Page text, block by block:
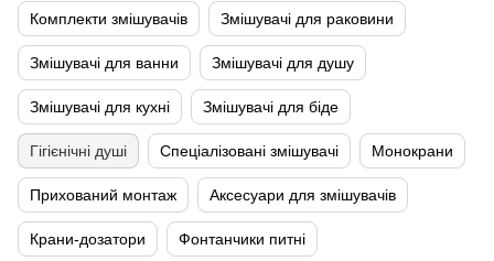
Комплекти змішувачів Змішувачі для раковини
Змішувачі для ванни Змішувачі для душу
Змішувачі для кухні Змішувачі для біде
Гігієнічні душі Спеціалізовані змішувачі Монокрани
Прихований монтаж Аксесуари для змішувачів
Крани-дозатори Фонтанчики питні